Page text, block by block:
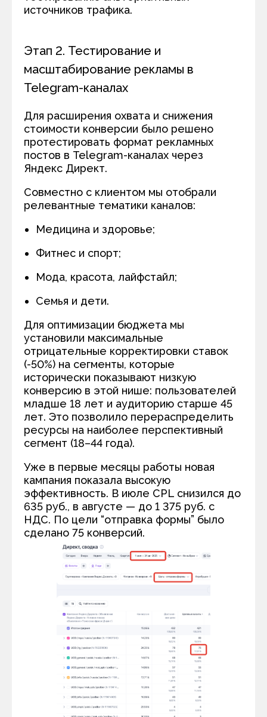
источников трафика.
Этап 2. Тестирование и
масштабирование рекламы в
Telegram-каналах
Для расширения охвата и снижения
стоимости конверсии было решено
протестировать формат рекламных
постов в Telegram-каналах через
Яндекс Директ.
Совместно с клиентом мы отобрали
релевантные тематики каналов:
Медицина и здоровье;
Фитнес и спорт;
Мода, красота, лайфстайл;
Семья и дети.
Для оптимизации бюджета мы
установили максимальные
отрицательные корректировки ставок
(-50%) на сегменты, которые
исторически показывают низкую
конверсию в этой нише: пользователей
младше 18 лет и аудиторию старше 45
лет. Это позволило перераспределить
ресурсы на наиболее перспективный
сегмент (18–44 года).
Уже в первые месяцы работы новая
кампания показала высокую
эффективность. В июле CPL снизился до
635 руб., в августе — до 1 375 руб. с
НДС. По цели “отправка формы” было
сделано 75 конверсий.